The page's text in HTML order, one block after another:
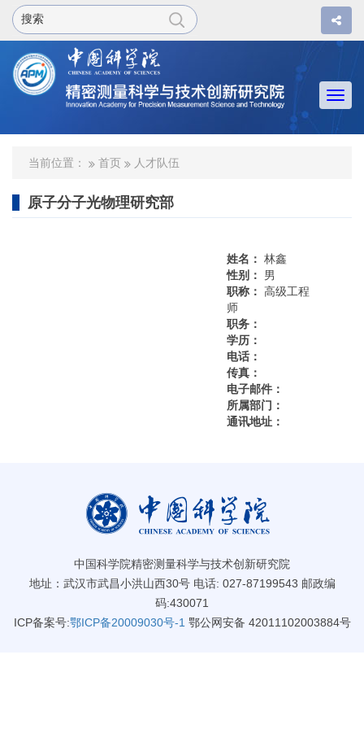
当前位置： 首页 人才队伍
原子分子光物理研究部
姓名： 林鑫
性别：
男
职称： 高级工程
师
职务：
学历：
电话：
传真：
电子邮件：
所属部门：
通讯地址：
中国科学院精密测量科学与技术创新研究院
地址：武汉市武昌小洪山西30号 电话: 027-87199543 邮政编
码:430071
ICP备案号:鄂ICP备20009030号-1 鄂公网安备 42011102003884号